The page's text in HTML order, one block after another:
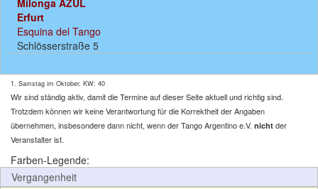
Milonga AZUL
Erfurt
Esquina del Tango
Schlösserstraße 5
1. Samstag im Oktober, KW: 40
Wir sind ständig aktiv, damit die Termine auf dieser Seite aktuell und richtig sind.
Trotzdem können wir keine Verantwortung für die Korrektheit der Angaben
übernehmen, insbesondere dann nicht, wenn der Tango Argentino e.V. nicht der
Veranstalter ist.
Farben-Legende:
Vergangenheit